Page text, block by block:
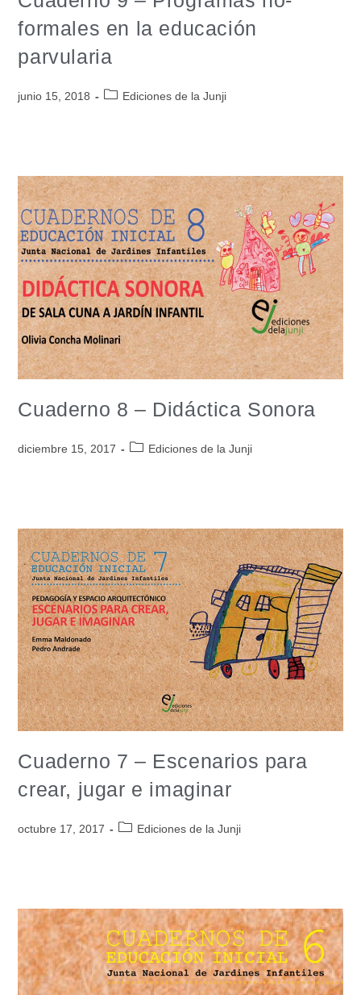
formales en la educación
parvularia
junio 15, 2018 Ediciones de la Junji
Cuaderno 8 – Didáctica Sonora
diciembre 15, 2017 Ediciones de la Junji
Cuaderno 7 – Escenarios para
crear, jugar e imaginar
octubre 17, 2017 Ediciones de la Junji